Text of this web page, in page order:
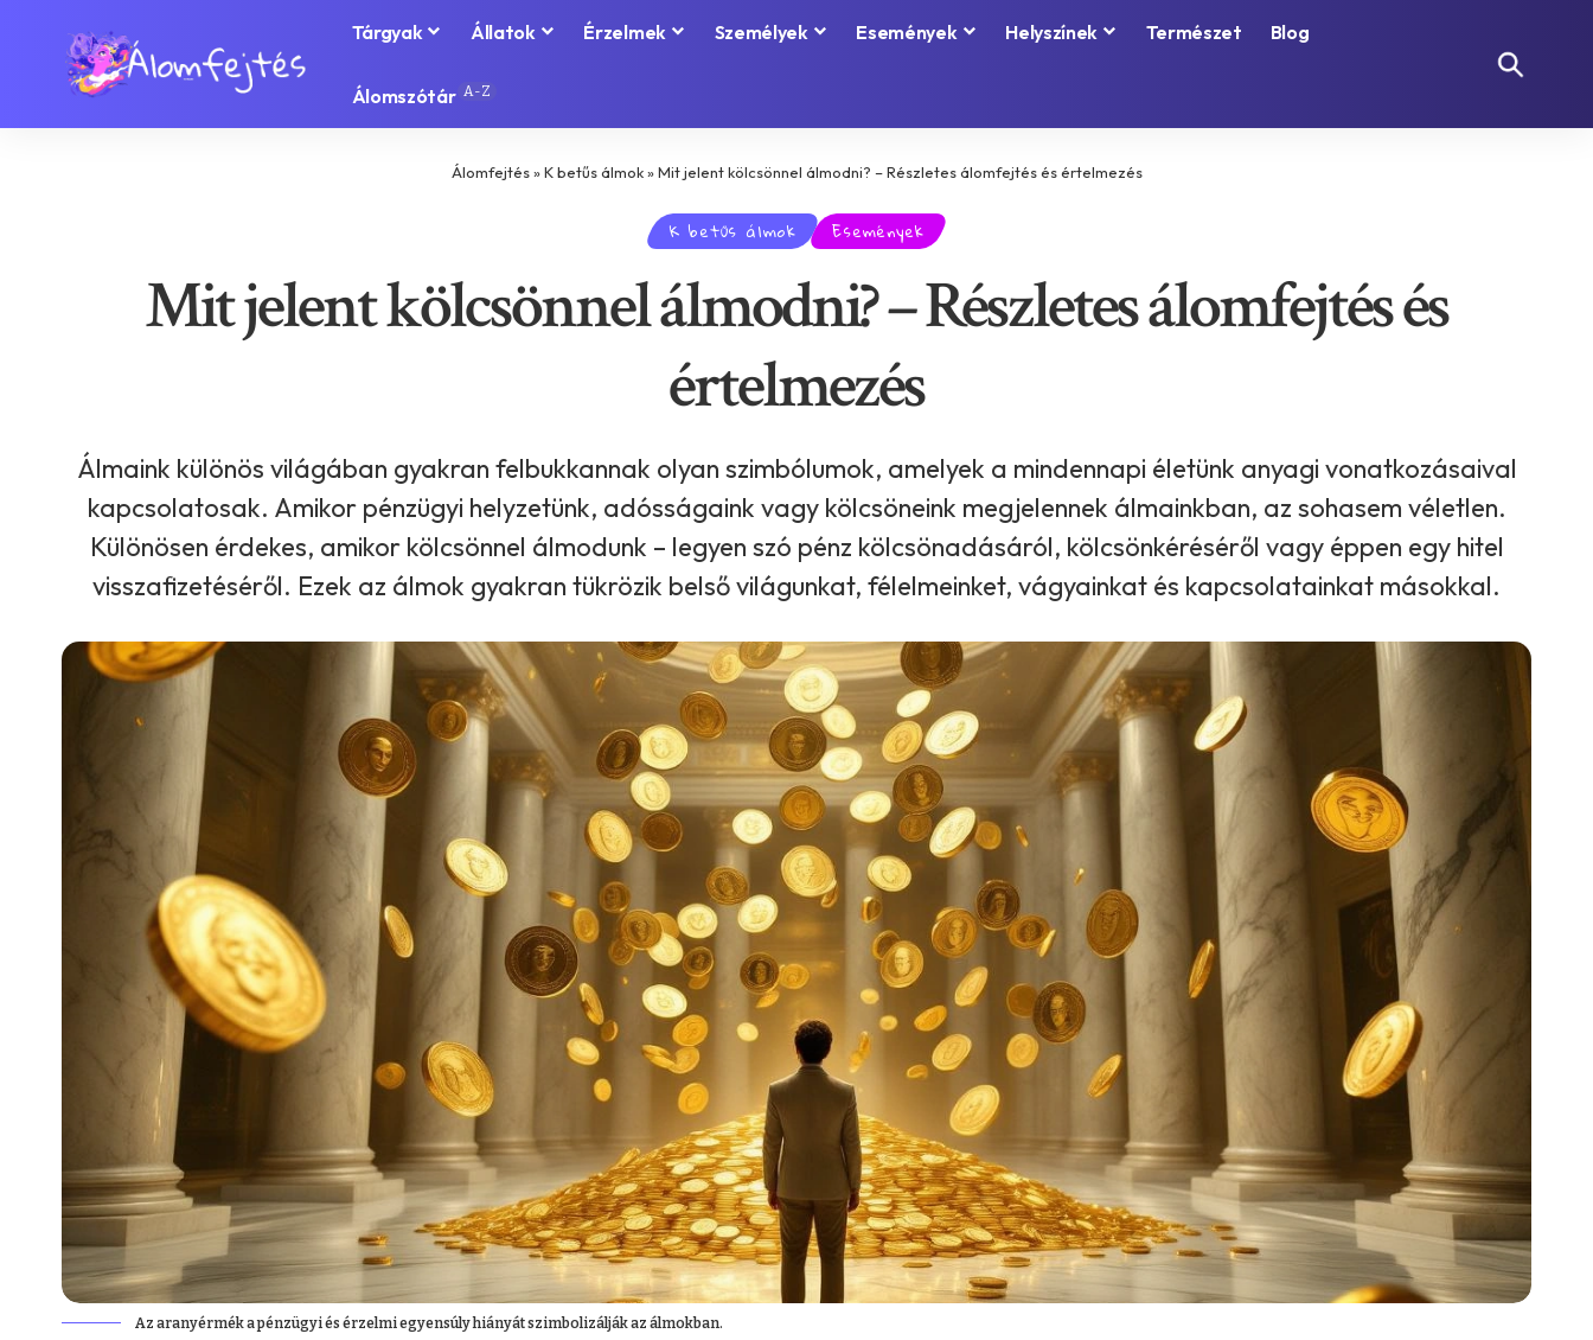
Tárgyak Állatok Érzelmek Személyek Események Helyszínek Természet Blog
Álomszótár A-Z
Álomfejtés»K betűs álmok»Mit jelent kölcsönnel álmodni? – Részletes álomfejtés és értelmezés
K betűs álmok Események
Mit jelent kölcsönnel álmodni? – Részletes álomfejtés és
értelmezés
Álmaink különös világában gyakran felbukkannak olyan szimbólumok, amelyek a mindennapi életünk anyagi vonatkozásaival
kapcsolatosak. Amikor pénzügyi helyzetünk, adósságaink vagy kölcsöneink megjelennek álmainkban, az sohasem véletlen.
Különösen érdekes, amikor kölcsönnel álmodunk – legyen szó pénz kölcsönadásáról, kölcsönkéréséről vagy éppen egy hitel
visszafizetéséről. Ezek az álmok gyakran tükrözik belső világunkat, félelmeinket, vágyainkat és kapcsolatainkat másokkal.
Az aranyérmék a pénzügyi és érzelmi egyensúly hiányát szimbolizálják az álmokban.